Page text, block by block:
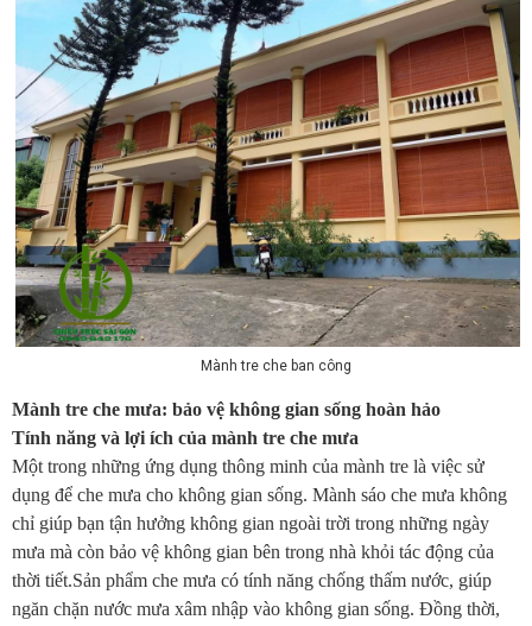
Mành tre che ban công
Mành tre che mưa: bảo vệ không gian sống hoàn hảo
Tính năng và lợi ích của mành tre che mưa
Một trong những ứng dụng thông minh của mành tre là việc sử
dụng để che mưa cho không gian sống. Mành sáo che mưa không
chỉ giúp bạn tận hưởng không gian ngoài trời trong những ngày
mưa mà còn bảo vệ không gian bên trong nhà khỏi tác động của
thời tiết.Sản phẩm che mưa có tính năng chống thấm nước, giúp
ngăn chặn nước mưa xâm nhập vào không gian sống. Đồng thời,